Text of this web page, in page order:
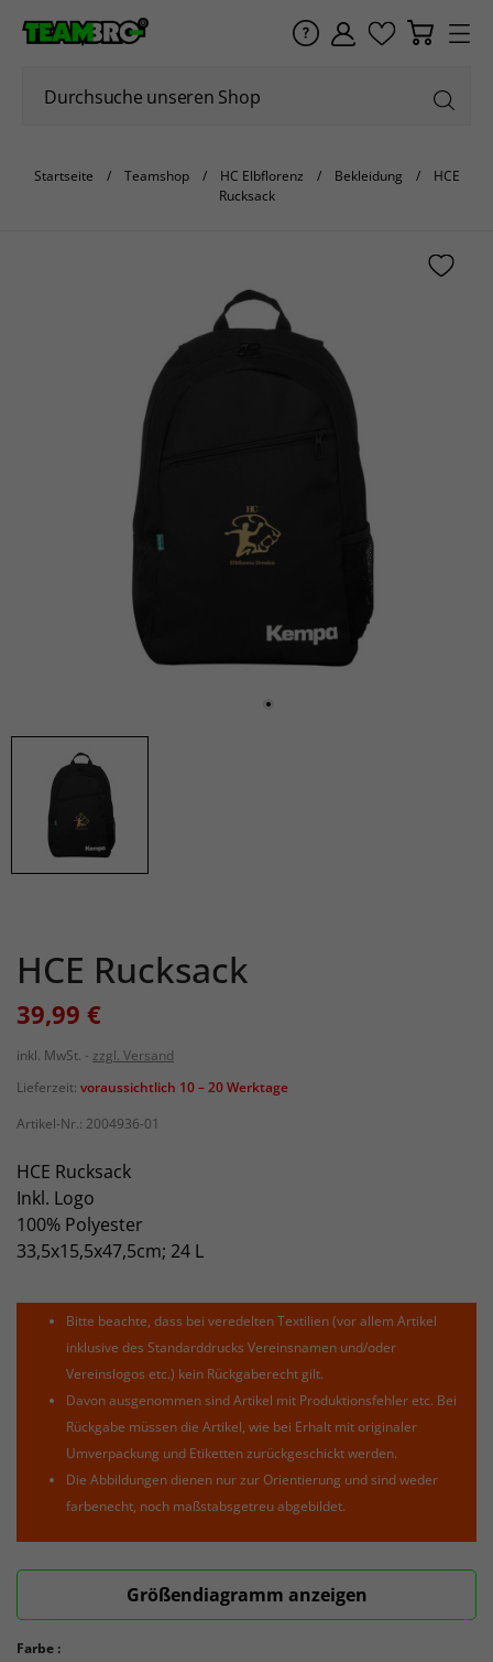
Startseite Teamshop HC Elbflorenz Bekleidung
HCE
Rucksack
HCE Rucksack
39,99 €
inkl. MwSt.
zzgl. Versand
Lieferzeit: voraussichtlich 10 – 20 Werktage
Artikel-Nr.: 2004936-01
HCE Rucksack
Inkl. Logo
100% Polyester
33,5x15,5x47,5cm; 24 L
Bitte beachte, dass bei veredelten Textilien (vor allem Artikel
inklusive des Standarddrucks Vereinsnamen und/oder
Vereinslogos etc.) kein Rückgaberecht gilt.
Davon ausgenommen sind Artikel mit Produktionsfehler etc. Bei
Rückgabe müssen die Artikel, wie bei Erhalt mit originaler
Umverpackung und Etiketten zurückgeschickt werden.
Die Abbildungen dienen nur zur Orientierung und sind weder
farbenecht, noch maßstabsgetreu abgebildet.
Größendiagramm anzeigen
Farbe :